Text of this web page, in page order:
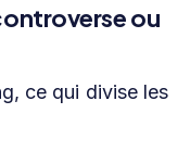
ou
ce qui divise les